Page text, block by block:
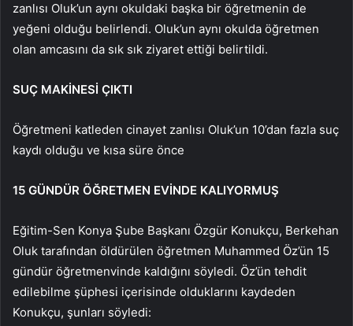
zanlısı Oluk’un aynı okuldaki başka bir öğretmenin de
yeğeni olduğu belirlendi. Oluk’un aynı okulda öğretmen
olan amcasını da sık sık ziyaret ettiği belirtildi.
SUÇ MAKİNESİ ÇIKTI
Öğretmeni katleden cinayet zanlısı Oluk’un 10’dan fazla suç
kaydı olduğu ve kısa süre önce
15 GÜNDÜR ÖĞRETMEN EVİNDE KALIYORMUŞ
Eğitim-Sen Konya Şube Başkanı Özgür Konukçu, Berkehan
Oluk tarafından öldürülen öğretmen Muhammed Öz’ün 15
gündür öğretmenvinde kaldığını söyledi. Öz’ün tehdit
edilebilme şüphesi içerisinde olduklarını kaydeden
Konukçu, şunları söyledi: